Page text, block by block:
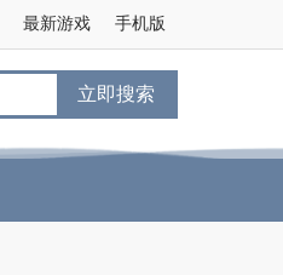
手机版
最新游戏
立即搜索